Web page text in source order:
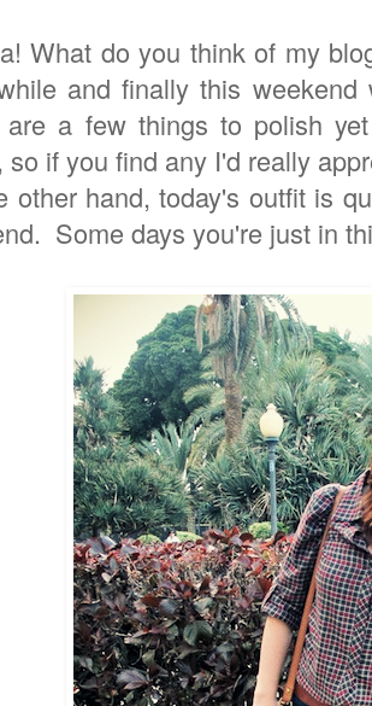
What do you think of my
and finally this
are a few things to polish
so if you find any I'd really
other hand, today's outfit is
Some days you're just in